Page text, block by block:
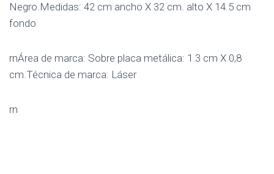
Negro.Medidas: 42 cm ancho X 32 cm. alto X 14.5 cm
fondo
rnÁrea de marca: Sobre placa metálica: 1.3 cm X 0,8
cm.Técnica de marca: Láser
rn